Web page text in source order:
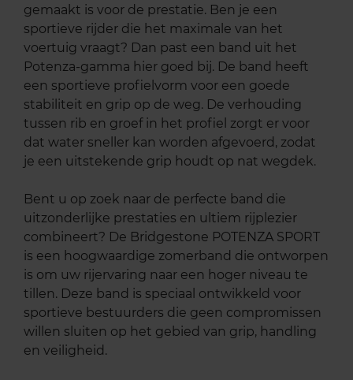
gemaakt is voor de prestatie. Ben je een
sportieve rijder die het maximale van het
voertuig vraagt? Dan past een band uit het
Potenza-gamma hier goed bij. De band heeft
een sportieve profielvorm voor een goede
stabiliteit en grip op de weg. De verhouding
tussen rib en groef in het profiel zorgt er voor
dat water sneller kan worden afgevoerd, zodat
je een uitstekende grip houdt op nat wegdek.
Bent u op zoek naar de perfecte band die
uitzonderlijke prestaties en ultiem rijplezier
combineert? De Bridgestone POTENZA SPORT
is een hoogwaardige zomerband die ontworpen
is om uw rijervaring naar een hoger niveau te
tillen. Deze band is speciaal ontwikkeld voor
sportieve bestuurders die geen compromissen
willen sluiten op het gebied van grip, handling
en veiligheid.